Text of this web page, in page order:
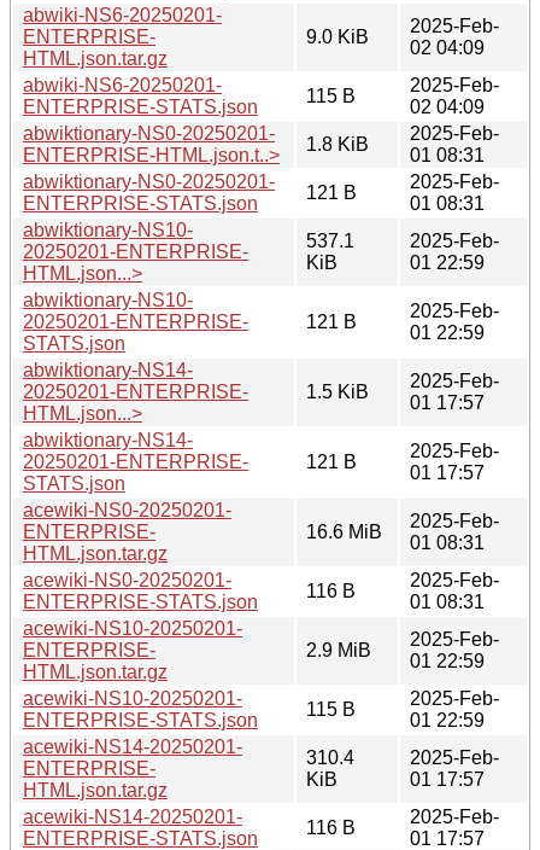
abwiki-NS6-20250201-
ENTERPRISE-
HTML.json.tar.gz
9.0 KiB
2025-Feb-
02 04:09
abwiki-NS6-20250201-
ENTERPRISE-STATS.json
115 B
2025-Feb-
02 04:09
abwiktionary-NS0-20250201-
ENTERPRISE-HTML.json.t..>
1.8 KiB
2025-Feb-
01 08:31
abwiktionary-NS0-20250201-
ENTERPRISE-STATS.json
121 B
2025-Feb-
01 08:31
abwiktionary-NS10-
20250201-ENTERPRISE-
HTML.json...>
537.1
KiB
2025-Feb-
01 22:59
abwiktionary-NS10-
20250201-ENTERPRISE-
STATS.json
121 B
2025-Feb-
01 22:59
abwiktionary-NS14-
20250201-ENTERPRISE-
HTML.json...>
1.5 KiB
2025-Feb-
01 17:57
abwiktionary-NS14-
20250201-ENTERPRISE-
STATS.json
121 B
2025-Feb-
01 17:57
acewiki-NS0-20250201-
ENTERPRISE-
HTML.json.tar.gz
16.6 MiB
2025-Feb-
01 08:31
acewiki-NS0-20250201-
ENTERPRISE-STATS.json
116 B
2025-Feb-
01 08:31
acewiki-NS10-20250201-
ENTERPRISE-
HTML.json.tar.gz
2.9 MiB
2025-Feb-
01 22:59
acewiki-NS10-20250201-
ENTERPRISE-STATS.json
115 B
2025-Feb-
01 22:59
acewiki-NS14-20250201-
ENTERPRISE-
HTML.json.tar.gz
310.4
KiB
2025-Feb-
01 17:57
acewiki-NS14-20250201-
ENTERPRISE-STATS.json
116 B
2025-Feb-
01 17:57